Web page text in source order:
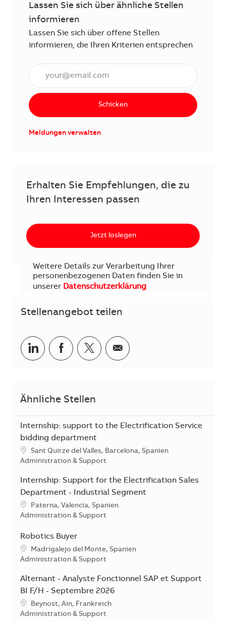
Lassen Sie sich über ähnliche Stellen
informieren
Lassen Sie sich über offene Stellen
informieren, die Ihren Kriterien entsprechen
Schicken
Meldungen verwalten
Erhalten Sie Empfehlungen, die zu
Ihren Interessen passen
Jetzt loslegen
Weitere Details zur Verarbeitung Ihrer
personenbezogenen Daten finden Sie in
unserer Datenschutzerklärung.
Stellenangebot teilen
Teilen via LinkedIn
Teilen via Facebook
Teilen via Twitter
Teilen via E-Mail
Ähnliche Stellen
Internship: support to the Electrification Service
bidding department
Standort
Sant Quirze del Valles, Barcelona, Spanien
Kategorie
Administration & Support
Internship: Support for the Electrification Sales
Department - Industrial Segment
Standort
Paterna, Valencia, Spanien
Kategorie
Administration & Support
Robotics Buyer
Standort
Madrigalejo del Monte, Spanien
Kategorie
Administration & Support
Alternant - Analyste Fonctionnel SAP et Support
BI F/H - Septembre 2026
Standort
Beynost, Ain, Frankreich
Kategorie
Administration & Support